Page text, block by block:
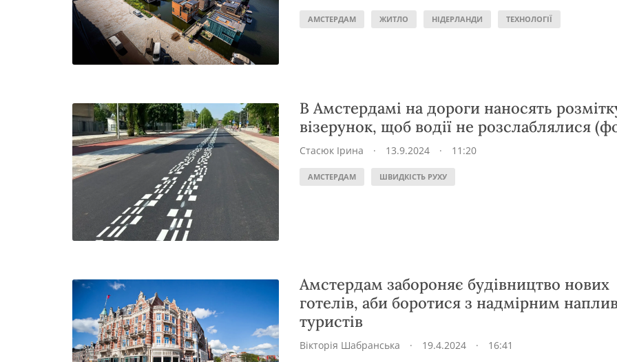
АМСТЕРДАМ ЖИТЛО НІДЕРЛАНДИ ТЕХНОЛОГІЇ
В Амстердамі на дороги наносять
візерунок, щоб водії не розслаблялися
Стасюк Ірина · 13.9.2024 · 11:20
АМСТЕРДАМ ШВИДКІСТЬ РУХУ
Амстердам забороняє будівництво нових
готелів, аби боротися з надмірним
туристів
Вікторія Шабранська · 19.4.2024 · 16:41